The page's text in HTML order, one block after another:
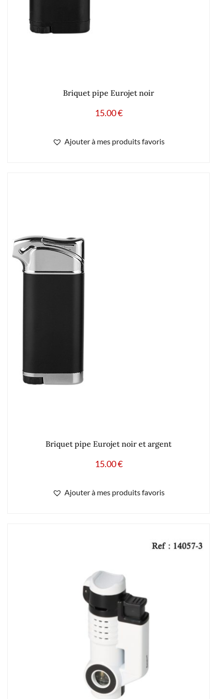
Briquet pipe Eurojet noir
15.00€
Ajouter à mes produits favoris
Briquet pipe Eurojet noir et argent
15.00€
Ajouter à mes produits favoris